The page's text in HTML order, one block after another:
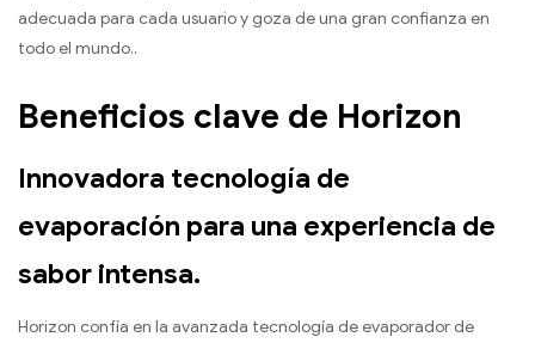
adecuada para cada usuario y goza de una gran confianza en
todo el mundo..
Beneficios clave de Horizon
Innovadora tecnología de
evaporación para una experiencia de
sabor intensa.
Horizon confía en la avanzada tecnología de evaporador de